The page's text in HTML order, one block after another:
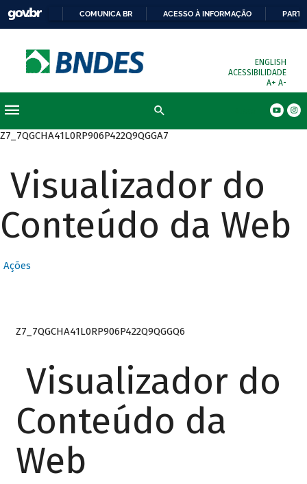
COMUNICA BR ACESSO À INFORMAÇÃO
ENGLISH
ACESSIBILIDADE
A+ A-
Z7_7QGCHA41L0RP906P422Q9QGGA7
Visualizador do
Conteúdo da Web
Ações
Z7_7QGCHA41L0RP906P422Q9QGGQ6
Visualizador do
Conteúdo da
Web